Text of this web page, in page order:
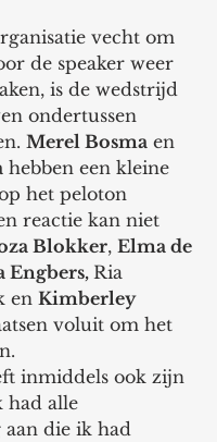
de speaker weer
is de wedstrijd
ondertussen
Merel Bosma en
hebben een kleine
het peloton
reactie kan niet
Blokker, Elma de
Engbers, Ria
en Kimberley
voluit om het
inmiddels ook zijn
had alle
die ik had